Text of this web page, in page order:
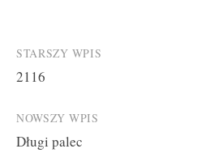
Post
navigation
STARSZY WPIS
2116
NOWSZY WPIS
Długi palec